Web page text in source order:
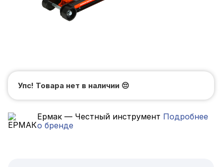
Упс! Товара нет в наличии 😔
Ермак — Честный инструмент Подробнее
о бренде